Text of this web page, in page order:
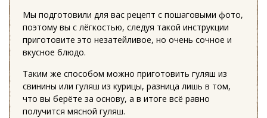
Мы подготовили для вас рецепт с пошаговыми фото,
поэтому вы с лёгкостью, следуя такой инструкции
приготовите это незатейливое, но очень сочное и
вкусное блюдо.
Таким же способом можно приготовить гуляш из
свинины или гуляш из курицы, разница лишь в том,
что вы берёте за основу, а в итоге всё равно
получится мясной гуляш.